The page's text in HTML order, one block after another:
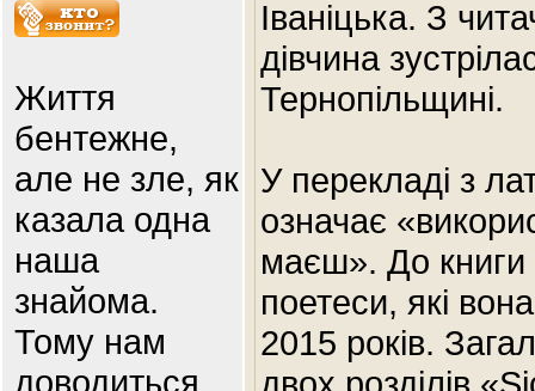
Життя
бентежне,
але не зле, як
казала одна
наша
знайома.
Тому нам
доводиться
Іваніцька. З
дівчина
Тернопільщині.
У перекладі з
означає
маєш». До книги
поетеси, які
2015 років.